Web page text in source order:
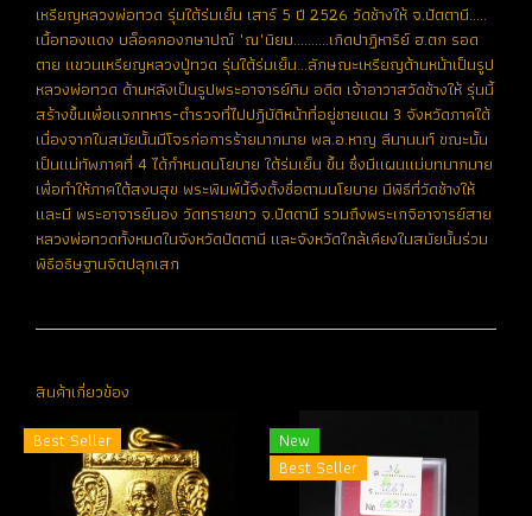
เหรียญหลวงพ่อทวด รุ่นใต้ร่มเย็น เสาร์ 5 ปี 2526 วัดช้างให้ จ.ปัตตานี.....
เนื้อทองแดง บล็อคกองกษาปณ์ "ณ"นิยม..........เกิดปาฏิหาริย์ ฮ.ตก รอด
ตาย แขวนเหรียญหลวงปู่ทวด รุ่นใต้ร่มเย็น...ลักษณะเหรียญด้านหน้าเป็นรูป
หลวงพ่อทวด ด้านหลังเป็นรูปพระอาจารย์ทิม อดีต เจ้าอาวาสวัดช้างให้ รุ่นนี้
สร้างขึ้นเพื่อแจกทหาร-ตำรวจที่ไปปฏิบัติหน้าที่อยู่ชายแดน 3 จังหวัดภาคใต้
เนื่องจากในสมัยนั้นมีโจรก่อการร้ายมากมาย พล.อ.หาญ ลีนานนท์ ขณะนั้น
เป็นแม่ทัพภาคที่ 4 ได้กำหนดนโยบาย ใต้ร่มเย็น ขึ้น ซึ่งมีแผนแม่บทมากมาย
เพื่อทำให้ภาคใต้สงบสุข พระพิมพ์นี้จึงตั้งชื่อตามนโยบาย มีพิธีที่วัดช้างให้
และมี พระอาจารย์นอง วัดทรายขาว จ.ปัตตานี รวมถึงพระเกจิอาจารย์สาย
หลวงพ่อทวดทั้งหมดในจังหวัดปัตตานี และจังหวัดใกล้เคียงในสมัยนั้นร่วม
พิธีอธิษฐานจิตปลุกเสก
สินค้าเกี่ยวข้อง
Best Seller
New
Best Seller